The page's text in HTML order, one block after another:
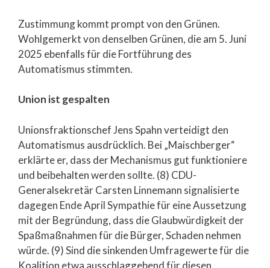
Zustimmung kommt prompt von den Grünen.
Wohlgemerkt von denselben Grünen, die am 5. Juni
2025 ebenfalls für die Fortführung des
Automatismus stimmten.
Union ist gespalten
Unionsfraktionschef Jens Spahn verteidigt den
Automatismus ausdrücklich. Bei „Maischberger“
erklärte er, dass der Mechanismus gut funktioniere
und beibehalten werden sollte. (8) CDU-
Generalsekretär Carsten Linnemann signalisierte
dagegen Ende April Sympathie für eine Aussetzung
mit der Begründung, dass die Glaubwürdigkeit der
Spaßmaßnahmen für die Bürger, Schaden nehmen
würde. (9) Sind die sinkenden Umfragewerte für die
Koalition etwa ausschlaggebend für diesen